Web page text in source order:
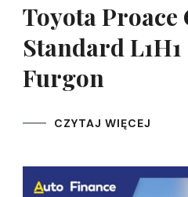
Toyota Proace
Standard
Furgon
CZYTAJ WIĘCEJ